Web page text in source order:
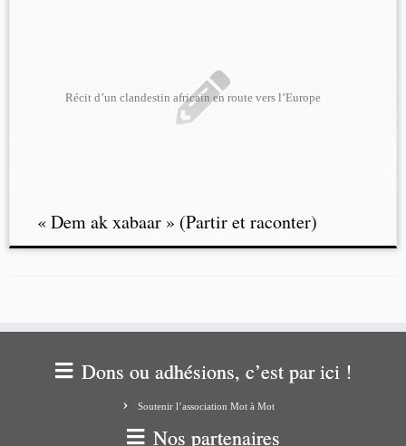
Récit d’un clandestin africain en route vers l’Europe
« Dem ak xabaar » (Partir et raconter)
Dons ou adhésions, c’est par ici !
Soutenir l’association Mot à Mot
Nos partenaires